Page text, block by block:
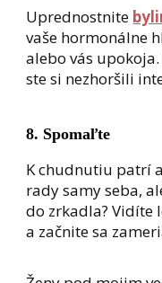
Uprednostnite
vaše hormonálne
alebo vás
ste si nezhoršili
8. Spomaľte
K chudnutiu patrí
rady samy seba,
do zrkadla? Vidíte
a začnite sa